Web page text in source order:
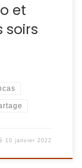
et
soirs
10 janvier 2022